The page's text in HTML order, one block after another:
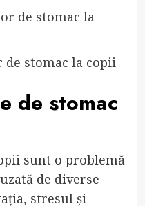
de stomac la
stomac la copii
de stomac
sunt o problemă
de diverse
stresul și